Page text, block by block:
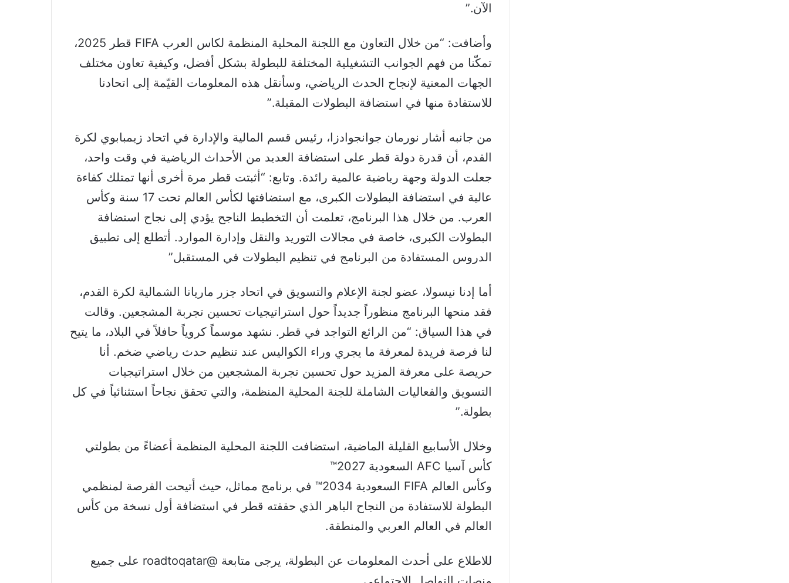
الآن.”
وأضافت: “من خلال التعاون مع اللجنة المحلية المنظمة لكاس العرب FIFA قطر 2025،
تمكّنا من فهم الجوانب التشغيلية المختلفة للبطولة بشكل أفضل، وكيفية تعاون مختلف
الجهات المعنية لإنجاح الحدث الرياضي، وسأنقل هذه المعلومات القيّمة إلى اتحادنا
للاستفادة منها في استضافة البطولات المقبلة.”
من جانبه أشار نورمان جوانجوادزا، رئيس قسم المالية والإدارة في اتحاد زيمبابوي لكرة
القدم، أن قدرة دولة قطر على استضافة العديد من الأحداث الرياضية في وقت واحد،
جعلت الدولة وجهة رياضية عالمية رائدة. وتابع: “أثبتت قطر مرة أخرى أنها تمتلك كفاءة
عالية في استضافة البطولات الكبرى، مع استضافتها لكأس العالم تحت 17 سنة وكأس
العرب. من خلال هذا البرنامج، تعلمت أن التخطيط الناجح يؤدي إلى نجاح استضافة
البطولات الكبرى، خاصة في مجالات التوريد والنقل وإدارة الموارد. أتطلع إلى تطبيق
الدروس المستفادة من البرنامج في تنظيم البطولات في المستقبل”
أما إدنا نيسولا، عضو لجنة الإعلام والتسويق في اتحاد جزر ماريانا الشمالية لكرة القدم،
فقد منحها البرنامج منظوراً جديداً حول استراتيجيات تحسين تجربة المشجعين. وقالت
في هذا السياق: “من الرائع التواجد في قطر. نشهد موسماً كروياً حافلاً في البلاد، ما يتيح
لنا فرصة فريدة لمعرفة ما يجري وراء الكواليس عند تنظيم حدث رياضي ضخم. أنا
حريصة على معرفة المزيد حول تحسين تجربة المشجعين من خلال استراتيجيات
التسويق والفعاليات الشاملة للجنة المحلية المنظمة، والتي تحقق نجاحاً استثنائياً في كل
بطولة.”
وخلال الأسابيع القليلة الماضية، استضافت اللجنة المحلية المنظمة أعضاءً من بطولتي
كأس آسيا AFC السعودية 2027™
وكأس العالم FIFA السعودية 2034™ في برنامج مماثل، حيث أتيحت الفرصة لمنظمي
البطولة للاستفادة من النجاح الباهر الذي حققته قطر في استضافة أول نسخة من كأس
العالم في العالم العربي والمنطقة.
للاطلاع على أحدث المعلومات عن البطولة، يرجى متابعة @roadtoqatar على جميع